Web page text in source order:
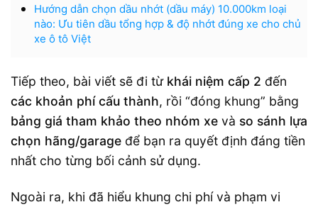
Hướng dẫn chọn dầu nhớt (dầu máy) 10.000km loại
nào: Ưu tiên dầu tổng hợp & độ nhớt đúng xe cho chủ
xe ô tô Việt
Tiếp theo, bài viết sẽ đi từ khái niệm cấp 2 đến
các khoản phí cấu thành, rồi “đóng khung” bằng
bảng giá tham khảo theo nhóm xe và so sánh lựa
chọn hãng/garage để bạn ra quyết định đáng tiền
nhất cho từng bối cảnh sử dụng.
Ngoài ra, khi đã hiểu khung chi phí và phạm vi